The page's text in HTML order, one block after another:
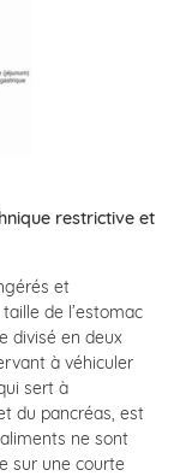
restrictive et
et
de l’estomac
divisé en deux
à véhiculer
sert à
du pancréas, est
ne sont
sur une courte